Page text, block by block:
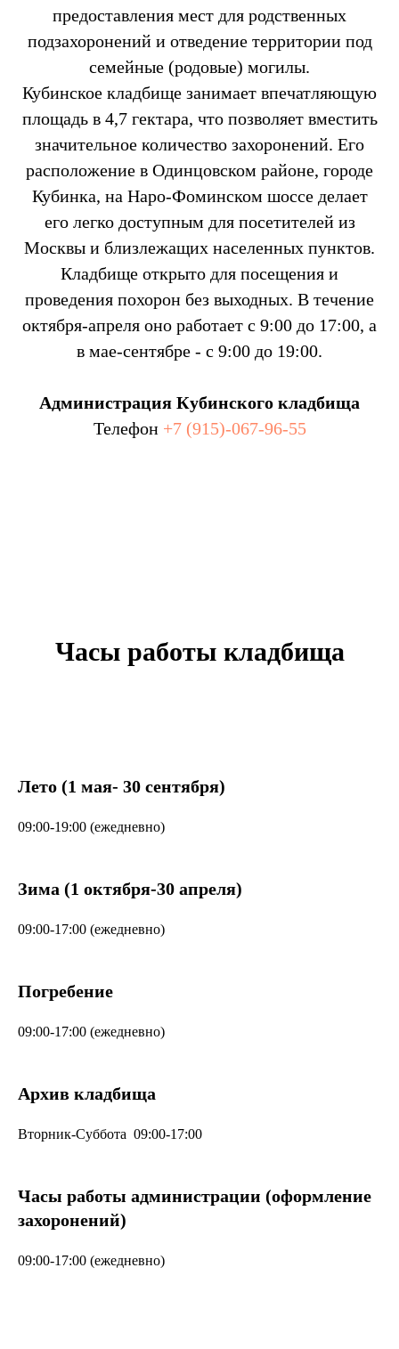
предоставления мест для родственных
подзахоронений и отведение территории под
семейные (родовые) могилы.
Кубинское кладбище занимает впечатляющую
площадь в 4,7 гектара, что позволяет вместить
значительное количество захоронений. Его
расположение в Одинцовском районе, городе
Кубинка, на Наро-Фоминском шоссе делает
его легко доступным для посетителей из
Москвы и близлежащих населенных пунктов.
Кладбище открыто для посещения и
проведения похорон без выходных. В течение
октября-апреля оно работает с 9:00 до 17:00, а
в мае-сентябре - с 9:00 до 19:00.
Администрация Кубинского кладбища
Телефон +7 (915)-067-96-55
Часы работы кладбища
Лето (1 мая- 30 сентября)
09:00-19:00 (ежедневно)
Зима (1 октября-30 апреля)
09:00-17:00 (ежедневно)
Погребение
09:00-17:00 (ежедневно)
Архив кладбища
Вторник-Суббота 09:00-17:00
Часы работы администрации (оформление
захоронений)
09:00-17:00 (ежедневно)